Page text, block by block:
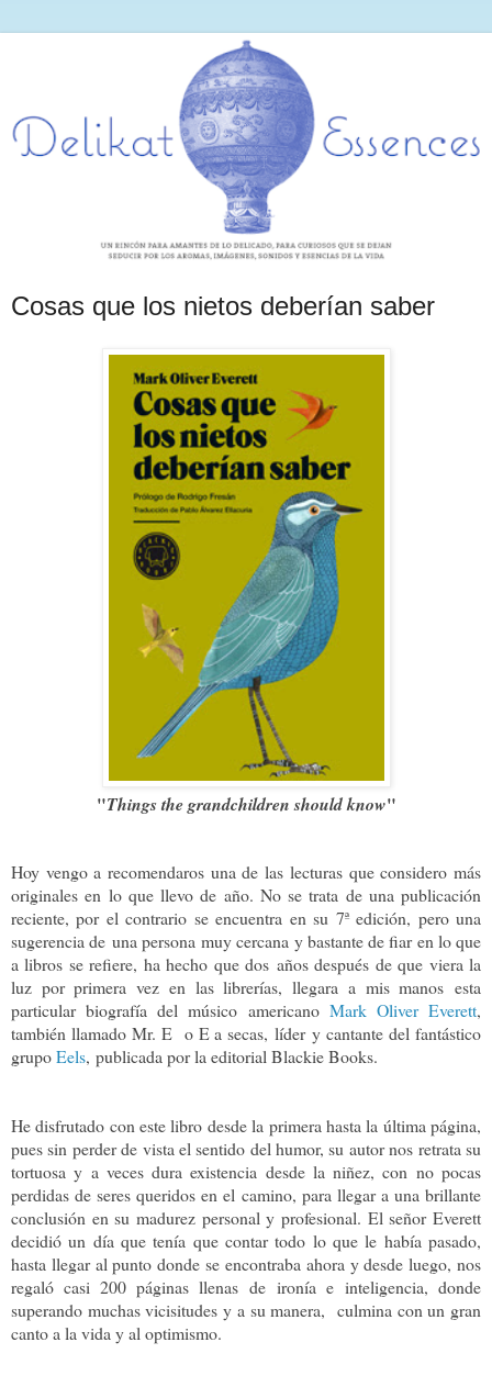
Cosas que los nietos deberían saber
"Things the grandchildren should know"
Hoy vengo a recomendaros una de las lecturas que considero más
originales en lo que llevo de año. No se trata de una publicación
reciente, por el contrario se encuentra en su 7ª edición, pero una
sugerencia de una persona muy cercana y bastante de fiar en lo que
a libros se refiere, ha hecho que dos años después de que viera la
luz por primera vez en las librerías, llegara a mis manos esta
particular biografía del músico americano Mark Oliver Everett,
también llamado Mr. E o E a secas, líder y cantante del fantástico
grupoEels, publicada por la editorial Blackie Books.
He disfrutado con este libro desde la primera hasta la última página,
pues sin perder de vista el sentido del humor, su autor nos retrata su
tortuosa y a veces dura existencia desde la niñez, con no pocas
perdidas de seres queridos en el camino, para llegar a una brillante
conclusión en su madurez personal y profesional. El señor Everett
decidió un día que tenía que contar todo lo que le había pasado,
hasta llegar al punto donde se encontraba ahora y desde luego, nos
regaló casi 200 páginas llenas de ironía e inteligencia, donde
superando muchas vicisitudes y a su manera, culmina con un gran
canto a la vida y al optimismo.